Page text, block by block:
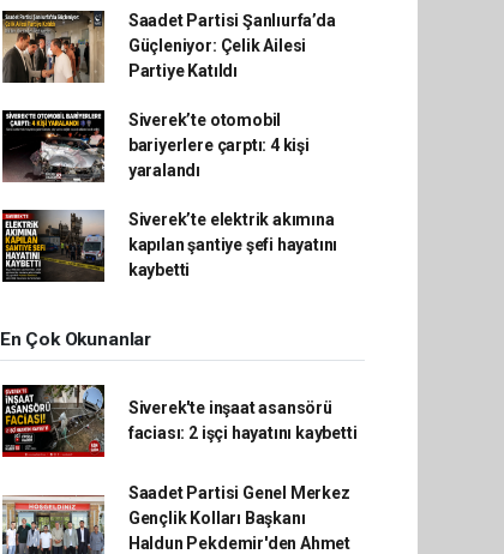
Saadet Partisi Şanlıurfa’da
Güçleniyor: Çelik Ailesi
Partiye Katıldı
Siverek’te otomobil
bariyerlere çarptı: 4 kişi
yaralandı
Siverek’te elektrik akımına
kapılan şantiye şefi hayatını
kaybetti
En Çok Okunanlar
Siverek'te inşaat asansörü
faciası: 2 işçi hayatını kaybetti
Saadet Partisi Genel Merkez
Gençlik Kolları Başkanı
Haldun Pekdemir'den Ahmet